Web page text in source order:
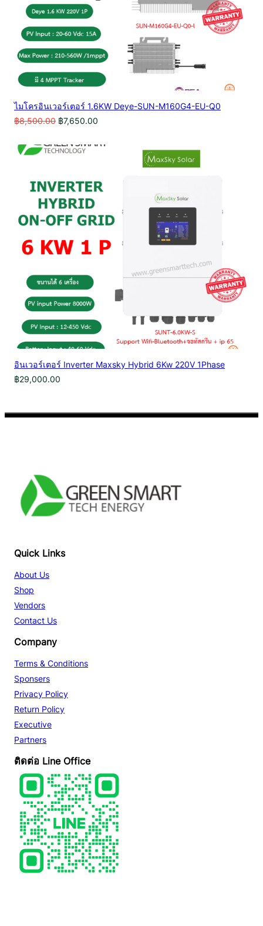
ไมโครอินเวอร์เตอร์ 1.6KW Deye-SUN-M160G4-EU-Q0
฿8,500.00 Original
฿8,500.00.
฿7,650.00
฿7,650.00.
อินเวอร์เตอร์ Inverter Maxsky Hybrid 6Kw 220V 1Phase
฿29,000.00
Quick Links
About Us
Shop
Vendors
Contact Us
Company
Terms & Conditions
Sponsers
Privacy Policy
Return Policy
Executive
Partners
ติดต่อ Line Office